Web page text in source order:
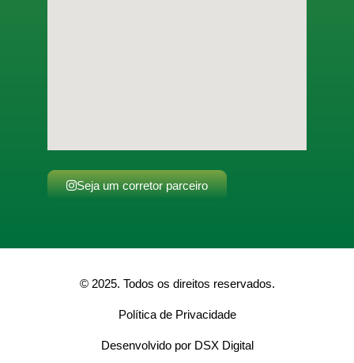
Seja um corretor parceiro
© 2025. Todos os direitos reservados.
Política de Privacidade
Desenvolvido por DSX Digital